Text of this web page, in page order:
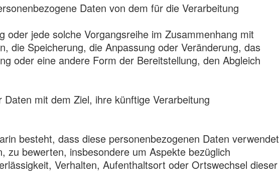
Daten von dem für die Verarbeitung
oder jede solche Vorgangsreihe im Zusammenhang mit
die Speicherung, die Anpassung oder Veränderung, das
oder eine andere Form der Bereitstellung, den Abgleich
mit dem Ziel, ihre künftige Verarbeitung
besteht, dass diese personenbezogenen Daten verwendet
zu bewerten, insbesondere um Aspekte bezüglich
Verhalten, Aufenthaltsort oder Ortswechsel dieser